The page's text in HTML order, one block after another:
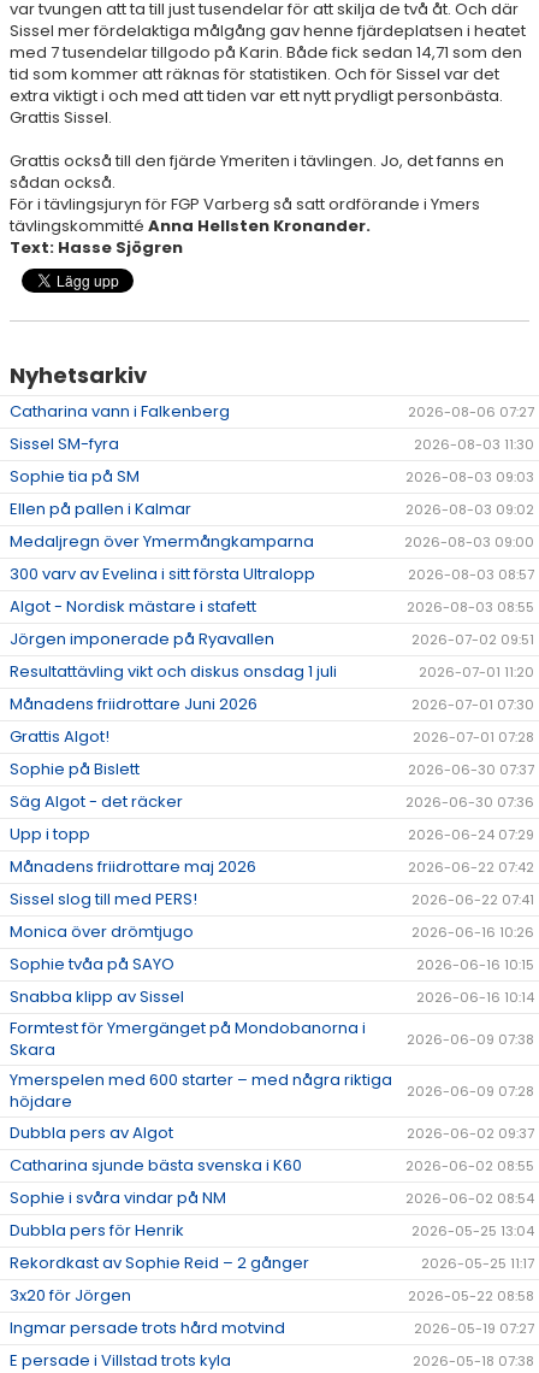
var tvungen att ta till just tusendelar för att skilja de två åt. Och där
Sissel mer fördelaktiga målgång gav henne fjärdeplatsen i heatet
med 7 tusendelar tillgodo på Karin. Både fick sedan 14,71 som den
tid som kommer att räknas för statistiken. Och för Sissel var det
extra viktigt i och med att tiden var ett nytt prydligt personbästa.
Grattis Sissel.
Grattis också till den fjärde Ymeriten i tävlingen. Jo, det fanns en
sådan också.
För i tävlingsjuryn för FGP Varberg så satt ordförande i Ymers
tävlingskommitté Anna Hellsten Kronander.
Text: Hasse Sjögren
Nyhetsarkiv
Catharina vann i Falkenberg 2026-08-06 07:27
Sissel SM-fyra 2026-08-03 11:30
Sophie tia på SM 2026-08-03 09:03
Ellen på pallen i Kalmar 2026-08-03 09:02
Medaljregn över Ymermångkamparna 2026-08-03 09:00
300 varv av Evelina i sitt första Ultralopp 2026-08-03 08:57
Algot - Nordisk mästare i stafett 2026-08-03 08:55
Jörgen imponerade på Ryavallen 2026-07-02 09:51
Resultattävling vikt och diskus onsdag 1 juli 2026-07-01 11:20
Månadens friidrottare Juni 2026 2026-07-01 07:30
Grattis Algot! 2026-07-01 07:28
Sophie på Bislett 2026-06-30 07:37
Säg Algot - det räcker 2026-06-30 07:36
Upp i topp 2026-06-24 07:29
Månadens friidrottare maj 2026 2026-06-22 07:42
Sissel slog till med PERS! 2026-06-22 07:41
Monica över drömtjugo 2026-06-16 10:26
Sophie tvåa på SAYO 2026-06-16 10:15
Snabba klipp av Sissel 2026-06-16 10:14
Formtest för Ymergänget på Mondobanorna i
Skara
2026-06-09 07:38
Ymerspelen med 600 starter – med några riktiga
höjdare
2026-06-09 07:28
Dubbla pers av Algot 2026-06-02 09:37
Catharina sjunde bästa svenska i K60 2026-06-02 08:55
Sophie i svåra vindar på NM 2026-06-02 08:54
Dubbla pers för Henrik 2026-05-25 13:04
Rekordkast av Sophie Reid – 2 gånger 2026-05-25 11:17
3x20 för Jörgen 2026-05-22 08:58
Ingmar persade trots hård motvind 2026-05-19 07:27
E persade i Villstad trots kyla 2026-05-18 07:38